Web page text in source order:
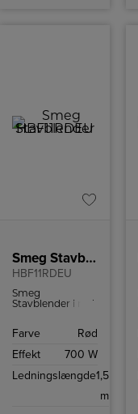
Smeg Stavblender
HBF11RDEU
Smeg
Stavblender i rød.
Farve
Rød
Effekt
700 W
Ledningslængde1,5
m